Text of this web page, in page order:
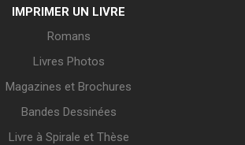
IMPRIMER UN LIVRE
Romans
Livres Photos
Magazines et Brochures
Bandes Dessinées
Livre à Spirale et Thèse